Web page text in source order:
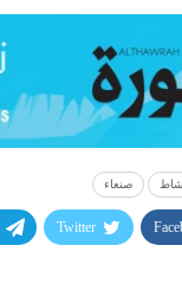
صنعاء
Twitter